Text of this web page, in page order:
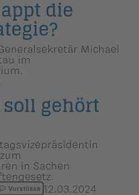
die
Michael
im
gehört
in Sachen
Vorstösse 12.03.2024